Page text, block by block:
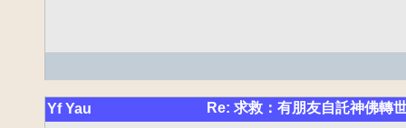
Yf Yau Re: 求救：有朋友自託神佛轉